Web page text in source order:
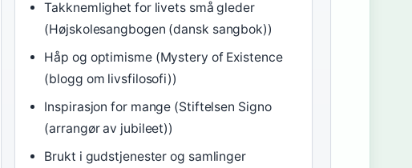
Takknemlighet for livets små gleder
(Højskolesangbogen (dansk sangbok))
Håp og optimisme (Mystery of Existence
(blogg om livsfilosofi))
Inspirasjon for mange (Stiftelsen Signo
(arrangør av jubileet))
Brukt i gudstjenester og samlinger